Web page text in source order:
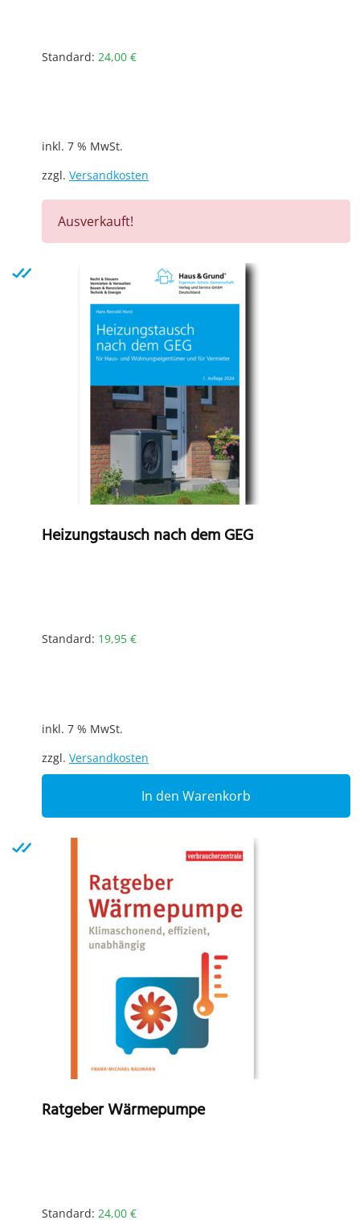
Standard: 24,00 €
inkl. 7 % MwSt.
zzgl. Versandkosten
Ausverkauft!
Heizungstausch nach dem GEG
Standard: 19,95 €
inkl. 7 % MwSt.
zzgl. Versandkosten
In den Warenkorb
Ratgeber Wärmepumpe
Standard: 24,00 €